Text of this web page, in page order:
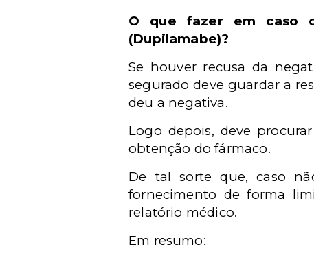
O que fazer em caso
(Dupilamabe)?
Se houver recusa da
segurado deve guardar a
deu a negativa.
Logo depois, deve
obtenção do fármaco.
De tal sorte que, caso
fornecimento de forma
relatório médico.
Em resumo: